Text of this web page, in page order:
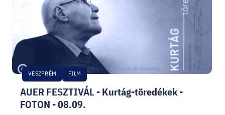
AUER FESZTIVÁL - Kurtág-töredékek -
FOTON - 08.09.
VESZPRÉM FILM